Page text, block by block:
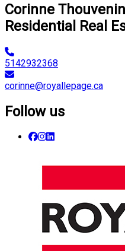
Corinne Thouvenin
Residential Real
5142932368
corinne@royallepage.ca
Follow us